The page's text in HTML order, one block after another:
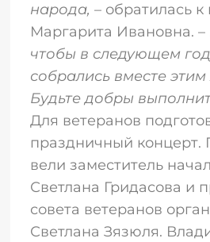
народа, – обратилась
Маргарита Ивановна. –
чтобы в следующем
собрались вместе
Будьте добры
Для ветеранов
праздничный концерт.
вели заместитель
Светлана Гридасова и
совета ветеранов
Светлана Зязюля.